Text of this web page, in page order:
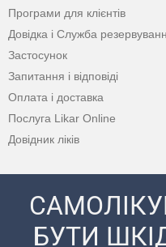
Програми для клієнтів
Довідка і Служба
Застосунок
Запитання і відповіді
Оплата і доставка
Послуга Likar Online
Довідник ліків
БУТИ